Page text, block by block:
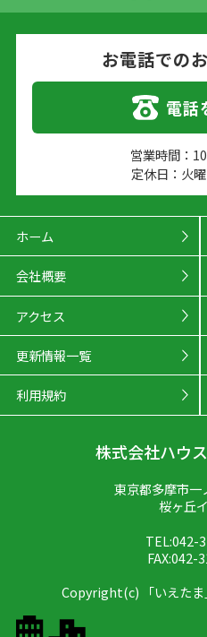
お電話での
電話
営業時間：
定休日：火
ホーム
会社概要
アクセス
更新情報一覧
利用規約
株式会社ハウ
東京都多摩市
桜ヶ丘
TEL:042-
FAX:042-
Copyright(c) 「いえた